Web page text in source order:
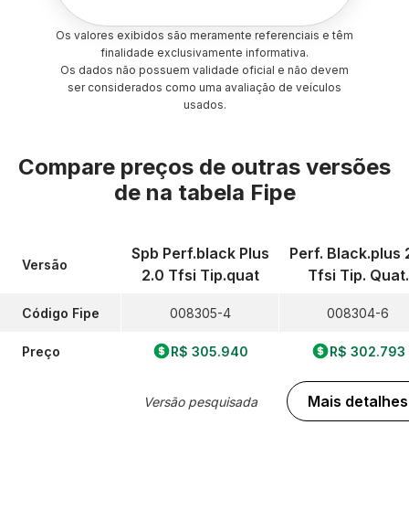
Os valores exibidos são meramente referenciais e têm
finalidade exclusivamente informativa.
Os dados não possuem validade oficial e não devem
ser considerados como uma avaliação de veículos
usados.
Compare preços de outras versões
de na tabela Fipe
Versão
Código Fipe
Preço
Spb Perf.black Plus
2.0 Tfsi Tip.quat
008305-4
R$ 305.940
Versão pesquisada
Perf. Black.plus
Tfsi Tip. Quat.
008304-6
R$ 302.793
Mais detalhes